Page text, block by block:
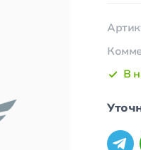
В